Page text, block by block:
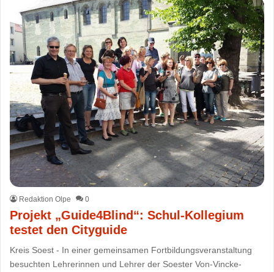
Redaktion Olpe 0
Projekt „Guide4Blind“: Schul-Kollegium
testet den Cityguide
Kreis Soest - In einer gemeinsamen Fortbildungsveranstaltung
besuchten Lehrerinnen und Lehrer der Soester Von-Vincke-